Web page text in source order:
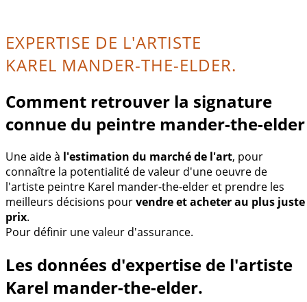
EXPERTISE DE L'ARTISTE
KAREL MANDER-THE-ELDER.
Comment retrouver la signature
connue du peintre mander-the-elder
Une aide à l'estimation du marché de l'art, pour
connaître la potentialité de valeur d'une oeuvre de
l'artiste peintre Karel mander-the-elder et prendre les
meilleurs décisions pourvendre et acheter au plus juste
prix.
Pour définir une valeur d'assurance.
Les données d'expertise de l'artiste
Karel mander-the-elder.